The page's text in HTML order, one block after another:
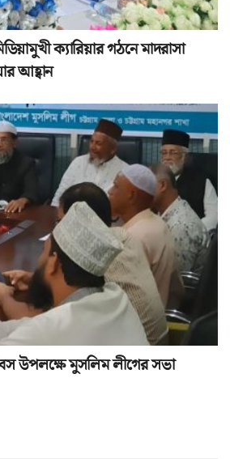
ক্যারিয়ার গঠনে মাদরাসা
আহ্বান
উপলক্ষে মুসলিম লীগের সভা